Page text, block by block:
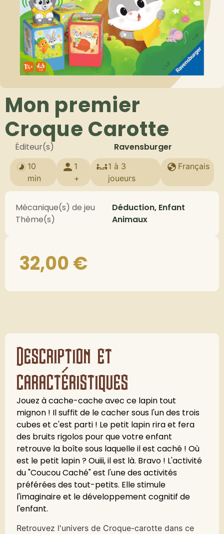
Mon premier
Croque Carotte
Éditeur(s) Ravensburger
10
min
1
+
1 à 3
joueurs
Français
Mécanique(s) de jeu
Déduction, Enfant
Thème(s)
Animaux
32,00€
Description et
caractéristiques
Jouez à cache-cache avec ce lapin tout
mignon ! Il suffit de le cacher sous l'un des trois
cubes et c'est parti ! Le petit lapin rira et fera
des bruits rigolos pour que votre enfant
retrouve la boîte sous laquelle il est caché ! Où
est le petit lapin ? Ouiii, il est là. Bravo ! L'activité
du "Coucou Caché" est l'une des activités
préférées des tout-petits. Elle stimule
l'imaginaire et le développement cognitif de
l'enfant.
Retrouvez l'univers de Croque-carotte dans ce